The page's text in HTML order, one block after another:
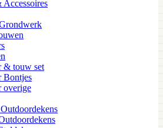
Accessoires
& touw set
Bontjes
overige